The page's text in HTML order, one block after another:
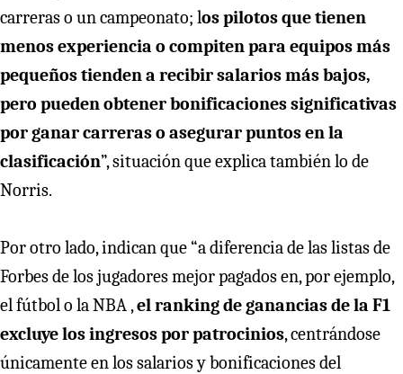
carreras o un campeonato; los pilotos que tienen
menos experiencia o compiten para equipos más
pequeños tienden a recibir salarios más bajos,
pero pueden obtener bonificaciones significativas
por ganar carreras o asegurar puntos en la
clasificación”, situación que explica también lo de
Norris.
Por otro lado, indican que “a diferencia de las listas de
Forbes de los jugadores mejor pagados en, por ejemplo,
el fútbol o la NBA ,el ranking de ganancias de la F1
excluye los ingresos por patrocinios, centrándose
únicamente en los salarios y bonificaciones del